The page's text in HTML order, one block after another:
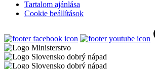
99 km,Városnézés
Szigetköz – Csallóköz biciklitúra
Tartalom ajánlása
Cookie beállítások